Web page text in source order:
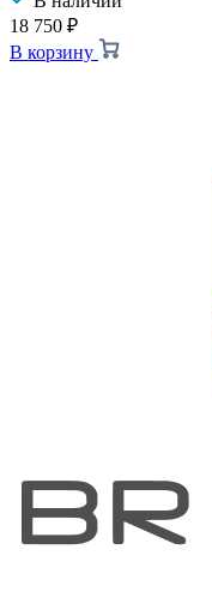
18 750 ₽
В корзину